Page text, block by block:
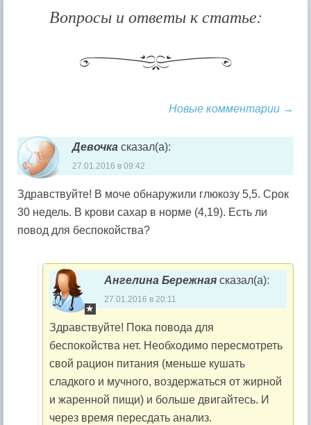
Вопросы и ответы к статье:
Новые комментарии →
Девочка сказал(а):
27.01.2016 в 09:42
Здравствуйте! В моче обнаружили глюкозу 5,5. Срок
30 недель. В крови сахар в норме (4,19). Есть ли
повод для беспокойства?
Ангелина Бережная сказал(а):
27.01.2016 в 20:11
Здравствуйте! Пока повода для
беспокойства нет. Необходимо пересмотреть
свой рацион питания (меньше кушать
сладкого и мучного, воздержаться от жирной
и жаренной пищи) и больше двигайтесь. И
через время пересдать анализ.